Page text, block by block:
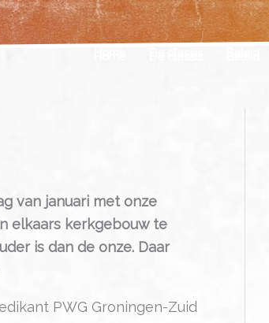
van januari met onze
elkaars kerkgebouw te
is dan de onze. Daar
PWG Groningen-Zuid